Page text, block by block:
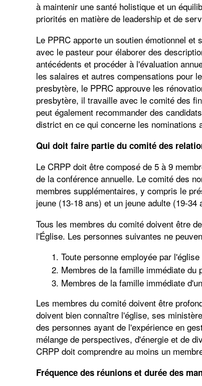
à maintenir une santé holistique et un
priorités en matière de leadership et de
Le PPRC apporte un soutien émotionnel
avec le pasteur pour élaborer des
antécédents et procéder à l'évaluation
les salaires et autres compensations pour
presbytère, le PPRC approuve les
presbytère, il travaille avec le comité des
peut également recommander des
district en ce qui concerne les nominations
Qui doit faire partie du comité des
Le CRPP doit être composé de 5 à 9
de la conférence annuelle. Le comité des
membres supplémentaires, y compris le
jeune (13-18 ans) et un jeune adulte (19-34
Tous les membres du comité doivent être
l'Église. Les personnes suivantes ne
Toute personne employée par
Membres de la famille immédiate du
Membres de la famille immédiate
Les membres du comité doivent être
doivent bien connaître l'église, ses
des personnes ayant de l'expérience en
mélange de perspectives, d'énergie et de
CRPP doit comprendre au moins un
Fréquence des réunions et durée des